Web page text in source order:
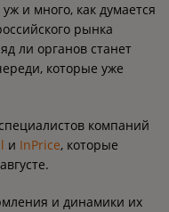
и много, как думается
рынка
ли органов станет
которые уже
компаний
и InPrice, которые
и динамики их